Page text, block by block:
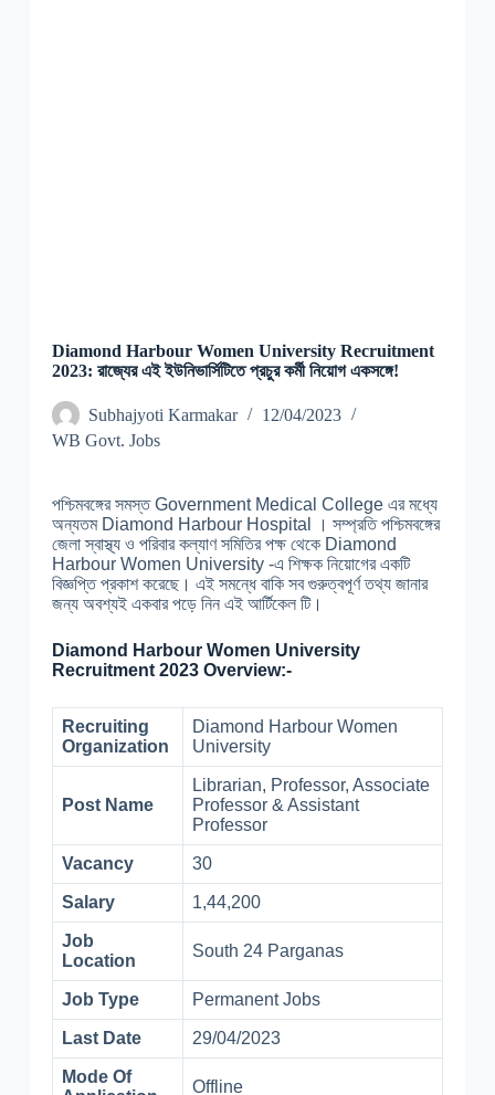
Diamond Harbour Women University Recruitment
2023: রাজ্যের এই ইউনিভার্সিটিতে প্রচুর কর্মী নিয়োগ একসঙ্গে!
Subhajyoti Karmakar
12/04/2023
WB Govt. Jobs
পশ্চিমবঙ্গের সমস্ত Government Medical College এর মধ্যে
অন্যতম Diamond Harbour Hospital । সম্প্রতি পশ্চিমবঙ্গের
জেলা স্বাস্থ্য ও পরিবার কল্যাণ সমিতির পক্ষ থেকে Diamond
Harbour Women University -এ শিক্ষক নিয়োগের একটি
বিজ্ঞপ্তি প্রকাশ করেছে। এই সমন্ধে বাকি সব গুরুত্বপূর্ণ তথ্য জানার
জন্য অবশ্যই একবার পড়ে নিন এই আর্টিকেল টি।
Diamond Harbour Women University
Recruitment 2023 Overview:-
Recruiting
Organization
Diamond Harbour Women
University
Post Name
Librarian, Professor, Associate
Professor & Assistant
Professor
Vacancy 30
Salary 1,44,200
Job
Location
South 24 Parganas
Job Type Permanent Jobs
Last Date 29/04/2023
Mode Of
Offline